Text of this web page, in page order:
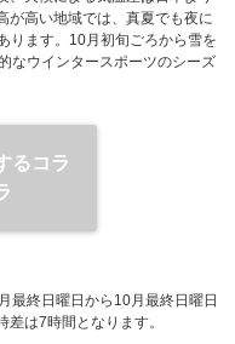
が高い地域では、真夏でも夜に
ります。10月初旬ごろから雪を
なウインタースポーツのシーズ
るコラ
最終日曜日から10月最終日曜日
は7時間となります。